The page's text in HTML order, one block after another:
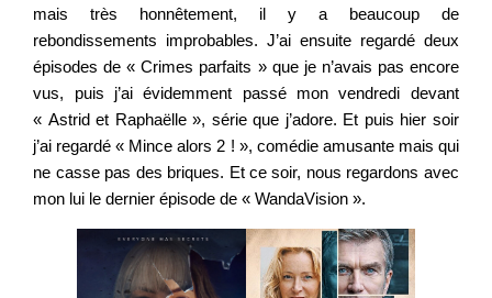
mais très honnêtement, il y a beaucoup de
rebondissements improbables. J’ai ensuite regardé deux
épisodes de « Crimes parfaits » que je n’avais pas encore
vus, puis j’ai évidemment passé mon vendredi devant
« Astrid et Raphaëlle », série que j’adore. Et puis hier soir
j’ai regardé « Mince alors 2 ! », comédie amusante mais qui
ne casse pas des briques. Et ce soir, nous regardons avec
mon lui le dernier épisode de « WandaVision ».